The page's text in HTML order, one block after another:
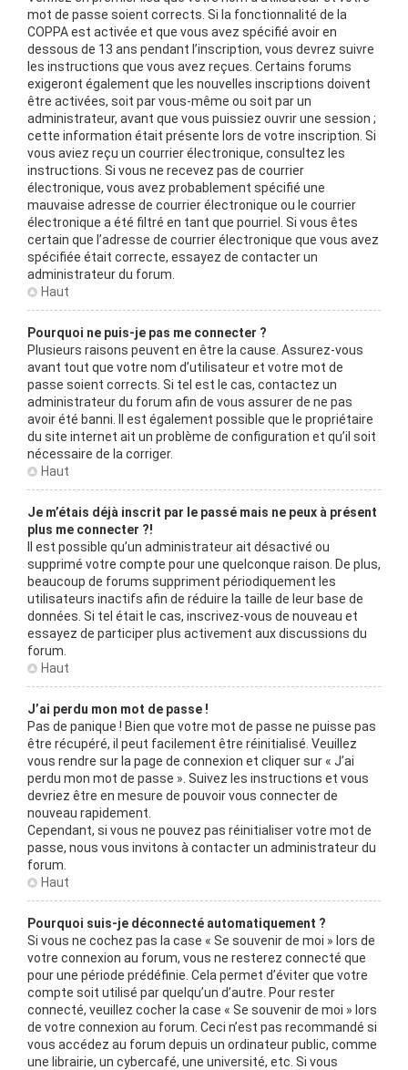
mot de passe soient corrects. Si la fonctionnalité de la
COPPA est activée et que vous avez spécifié avoir en
dessous de 13 ans pendant l’inscription, vous devrez suivre
les instructions que vous avez reçues. Certains forums
exigeront également que les nouvelles inscriptions doivent
être activées, soit par vous-même ou soit par un
administrateur, avant que vous puissiez ouvrir une session ;
cette information était présente lors de votre inscription. Si
vous aviez reçu un courrier électronique, consultez les
instructions. Si vous ne recevez pas de courrier
électronique, vous avez probablement spécifié une
mauvaise adresse de courrier électronique ou le courrier
électronique a été filtré en tant que pourriel. Si vous êtes
certain que l’adresse de courrier électronique que vous avez
spécifiée était correcte, essayez de contacter un
administrateur du forum.
Haut
Pourquoi ne puis-je pas me connecter ?
Plusieurs raisons peuvent en être la cause. Assurez-vous
avant tout que votre nom d’utilisateur et votre mot de
passe soient corrects. Si tel est le cas, contactez un
administrateur du forum afin de vous assurer de ne pas
avoir été banni. Il est également possible que le propriétaire
du site internet ait un problème de configuration et qu’il soit
nécessaire de la corriger.
Haut
Je m’étais déjà inscrit par le passé mais ne peux à présent
plus me connecter ?!
Il est possible qu’un administrateur ait désactivé ou
supprimé votre compte pour une quelconque raison. De plus,
beaucoup de forums suppriment périodiquement les
utilisateurs inactifs afin de réduire la taille de leur base de
données. Si tel était le cas, inscrivez-vous de nouveau et
essayez de participer plus activement aux discussions du
forum.
Haut
J’ai perdu mon mot de passe !
Pas de panique ! Bien que votre mot de passe ne puisse pas
être récupéré, il peut facilement être réinitialisé. Veuillez
vous rendre sur la page de connexion et cliquer sur « J’ai
perdu mon mot de passe ». Suivez les instructions et vous
devriez être en mesure de pouvoir vous connecter de
nouveau rapidement.
Cependant, si vous ne pouvez pas réinitialiser votre mot de
passe, nous vous invitons à contacter un administrateur du
forum.
Haut
Pourquoi suis-je déconnecté automatiquement ?
Si vous ne cochez pas la case « Se souvenir de moi » lors de
votre connexion au forum, vous ne resterez connecté que
pour une période prédéfinie. Cela permet d’éviter que votre
compte soit utilisé par quelqu’un d’autre. Pour rester
connecté, veuillez cocher la case « Se souvenir de moi » lors
de votre connexion au forum. Ceci n’est pas recommandé si
vous accédez au forum depuis un ordinateur public, comme
une librairie, un cybercafé, une université, etc. Si vous